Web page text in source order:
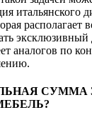
итальянского
эксклюзивный
аналогов по
СУММА